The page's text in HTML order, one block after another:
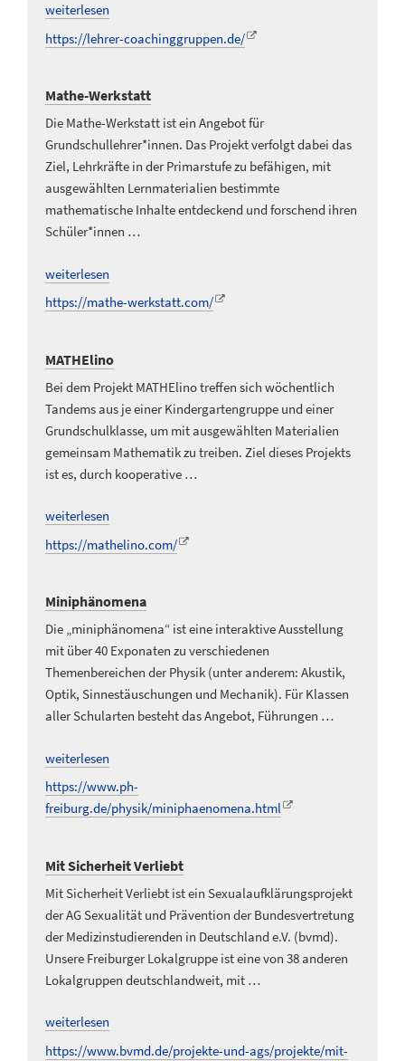
weiterlesen
https://lehrer-coachinggruppen.de/
Mathe-Werkstatt
Die Mathe-Werkstatt ist ein Angebot für
Grundschullehrer*innen. Das Projekt verfolgt dabei das
Ziel, Lehrkräfte in der Primarstufe zu befähigen, mit
ausgewählten Lernmaterialien bestimmte
mathematische Inhalte entdeckend und forschend ihren
Schüler*innen …
weiterlesen
https://mathe-werkstatt.com/
MATHElino
Bei dem Projekt MATHElino treffen sich wöchentlich
Tandems aus je einer Kindergartengruppe und einer
Grundschulklasse, um mit ausgewählten Materialien
gemeinsam Mathematik zu treiben. Ziel dieses Projekts
ist es, durch kooperative …
weiterlesen
https://mathelino.com/
Miniphänomena
Die „miniphänomena“ ist eine interaktive Ausstellung
mit über 40 Exponaten zu verschiedenen
Themenbereichen der Physik (unter anderem: Akustik,
Optik, Sinnestäuschungen und Mechanik). Für Klassen
aller Schularten besteht das Angebot, Führungen …
weiterlesen
https://www.ph-
freiburg.de/physik/miniphaenomena.html
Mit Sicherheit Verliebt
Mit Sicherheit Verliebt ist ein Sexualaufklärungsprojekt
der AG Sexualität und Prävention der Bundesvertretung
der Medizinstudierenden in Deutschland e.V. (bvmd).
Unsere Freiburger Lokalgruppe ist eine von 38 anderen
Lokalgruppen deutschlandweit, mit …
weiterlesen
https://www.bvmd.de/projekte-und-ags/projekte/mit-